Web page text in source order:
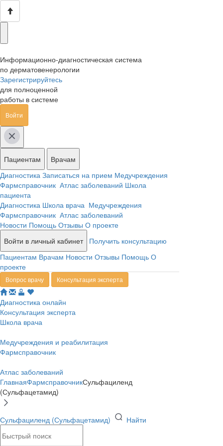
Информационно-диагностическая система
по дерматовенерологии
Зарегистрируйтесь
для полноценной
работы в системе
Войти
Пациентам
Врачам
Диагностика Записаться на прием Медучреждения
Фармсправочник Атлас заболеваний Школа
пациента
Диагностика Школа врача Медучреждения
Фармсправочник Атлас заболеваний
Новости Помощь Отзывы О проекте
Войти в личный кабинет
Получить консультацию
Пациентам Врачам Новости Отзывы Помощь О
проекте
Вопрос врачу Консультация эксперта
Диагностика онлайн
Консультация эксперта
Школа врача
Медучреждения и реабилитация
Фармсправочник
Атлас заболеваний
ГлавнаяФармсправочникСульфациленд
(Сульфацетамид)
Сульфациленд (Сульфацетамид) Найти